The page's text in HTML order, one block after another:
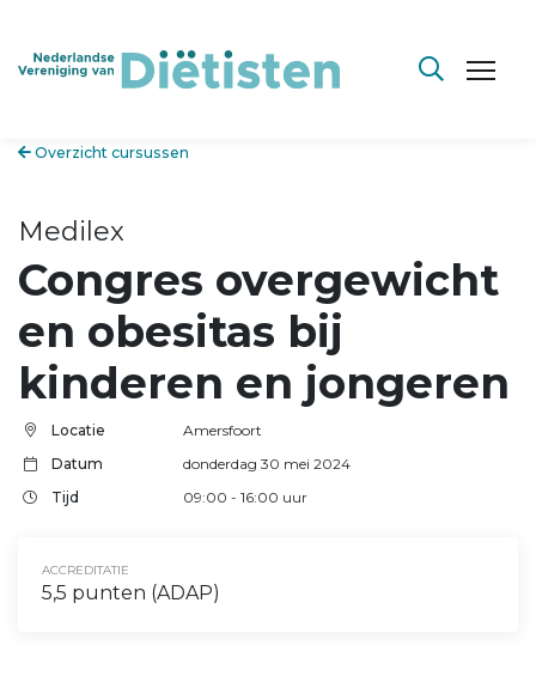
Overzicht cursussen
Medilex
Congres overgewicht
en obesitas bij
kinderen en jongeren
Locatie
Amersfoort
Datum
donderdag 30 mei 2024
Tijd
09:00 - 16:00 uur
ACCREDITATIE
5,5 punten (ADAP)